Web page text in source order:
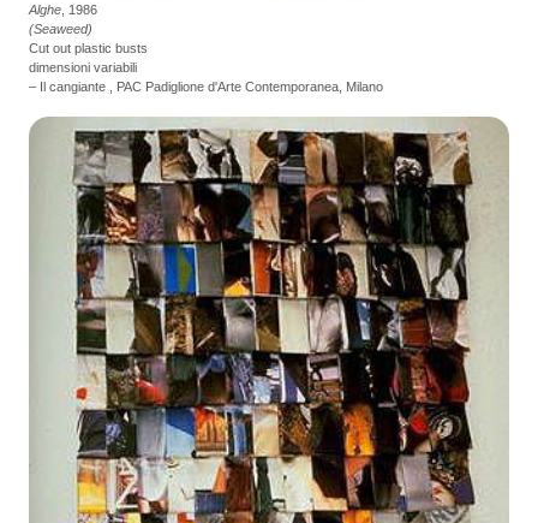
Alghe , 1986
(Seaweed)
Cut out plastic busts
dimensioni variabili
– Il cangiante , PAC Padiglione d'Arte Contemporanea, Milano